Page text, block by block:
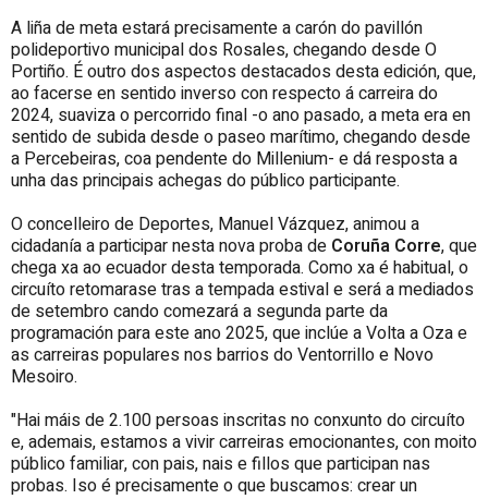
A liña de meta estará precisamente a carón do pavillón
polideportivo municipal dos Rosales, chegando desde O
Portiño. É outro dos aspectos destacados desta edición, que,
ao facerse en sentido inverso con respecto á carreira do
2024, suaviza o percorrido final -o ano pasado, a meta era en
sentido de subida desde o paseo marítimo, chegando desde
a Percebeiras, coa pendente do Millenium- e dá resposta a
unha das principais achegas do público participante.
O concelleiro de Deportes, Manuel Vázquez, animou a
cidadanía a participar nesta nova proba de Coruña Corre, que
chega xa ao ecuador desta temporada. Como xa é habitual, o
circuíto retomarase tras a tempada estival e será a mediados
de setembro cando comezará a segunda parte da
programación para este ano 2025, que inclúe a Volta a Oza e
as carreiras populares nos barrios do Ventorrillo e Novo
Mesoiro.
"Hai máis de 2.100 persoas inscritas no conxunto do circuíto
e, ademais, estamos a vivir carreiras emocionantes, con moito
público familiar, con pais, nais e fillos que participan nas
probas. Iso é precisamente o que buscamos: crear un